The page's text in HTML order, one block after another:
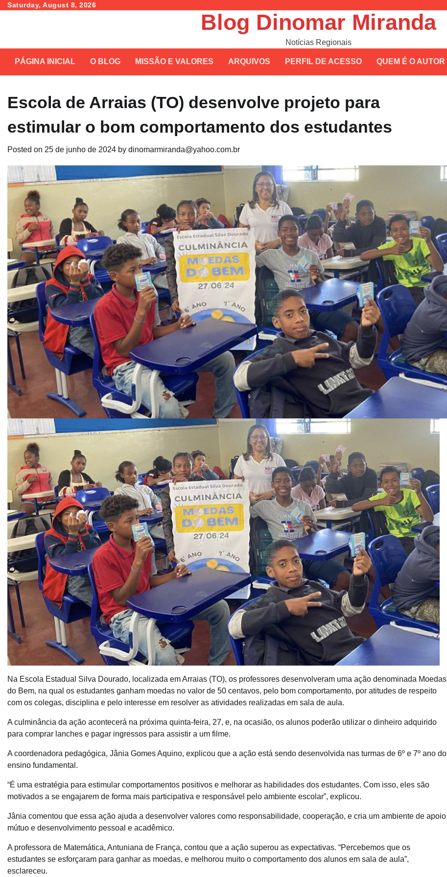
SkipSaturday, August 8, 2026
Blog Dinomar Miranda
Notícias Regionais
PÁGINA INICIAL O BLOG MISSÃO E VALORES ARQUIVOS PERFIL DE ACESSO QUEM É O AUTOR
Escola de Arraias (TO) desenvolve projeto para
estimular o bom comportamento dos estudantes
Posted on 25 de junho de 2024 by dinomarmiranda@yahoo.com.br
Na Escola Estadual Silva Dourado, localizada em Arraias (TO), os professores desenvolveram uma ação denominada Moedas
do Bem, na qual os estudantes ganham moedas no valor de 50 centavos, pelo bom comportamento, por atitudes de respeito
com os colegas, disciplina e pelo interesse em resolver as atividades realizadas em sala de aula.
A culminância da ação acontecerá na próxima quinta-feira, 27, e, na ocasião, os alunos poderão utilizar o dinheiro adquirido
para comprar lanches e pagar ingressos para assistir a um filme.
A coordenadora pedagógica, Jânia Gomes Aquino, explicou que a ação está sendo desenvolvida nas turmas de 6º e 7º ano do
ensino fundamental.
“É uma estratégia para estimular comportamentos positivos e melhorar as habilidades dos estudantes. Com isso, eles são
motivados a se engajarem de forma mais participativa e responsável pelo ambiente escolar”, explicou.
Jânia comentou que essa ação ajuda a desenvolver valores como responsabilidade, cooperação, e cria um ambiente de apoio
mútuo e desenvolvimento pessoal e acadêmico.
A professora de Matemática, Antuniana de França, contou que a ação superou as expectativas. “Percebemos que os
estudantes se esforçaram para ganhar as moedas, e melhorou muito o comportamento dos alunos em sala de aula”,
esclareceu.